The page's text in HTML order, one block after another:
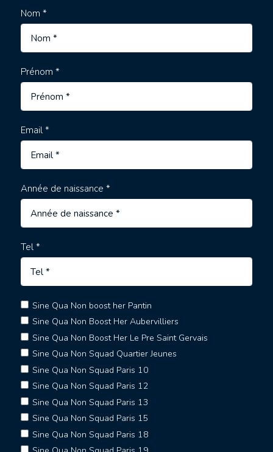
Nom *
Prénom *
Email *
Année de naissance *
Tel *
Sine Qua Non boost her Pantin
Sine Qua Non Boost Her Aubervilliers
Sine Qua Non Boost Her Le Pre Saint Gervais
Sine Qua Non Squad Quartier Jeunes
Sine Qua Non Squad Paris 10
Sine Qua Non Squad Paris 12
Sine Qua Non Squad Paris 13
Sine Qua Non Squad Paris 15
Sine Qua Non Squad Paris 18